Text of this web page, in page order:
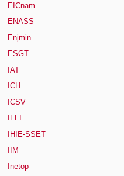
EICnam
ENASS
Enjmin
ESGT
IAT
ICH
ICSV
IFFI
IHIE-SSET
IIM
Inetop